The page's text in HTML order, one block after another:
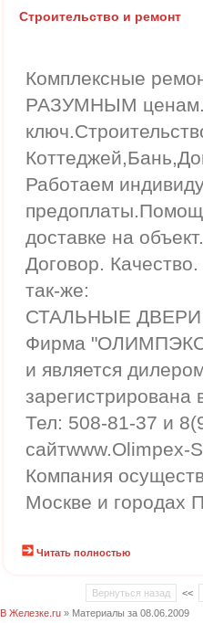
Строительство и ремонт
Комплексные
РАЗУМНЫМ ценам.
Работаем
доставке на
Договор.
так-же:
СТАЛЬНЫЕ
Фирма
и является
Тел: 508-81-37 и
сайтwww.Olimpex-
Компания
Москве и городах
Читать полностью
Вернуться назад
<<
В Железке.ru » Материалы за 08.06.2009